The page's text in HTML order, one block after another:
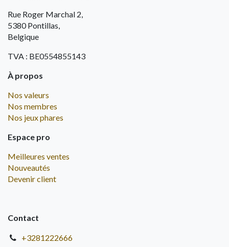
Rue Roger Marchal 2,
5380 Pontillas,
Belgique
TVA : BE0554855143
À propos
Nos valeurs
Nos membres
Nos jeux phares
Espace pro
Meilleures ventes
Nouveautés
Devenir client
Contact
+3281222666